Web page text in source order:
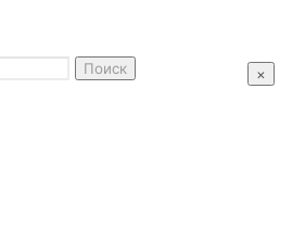
×
Поиск